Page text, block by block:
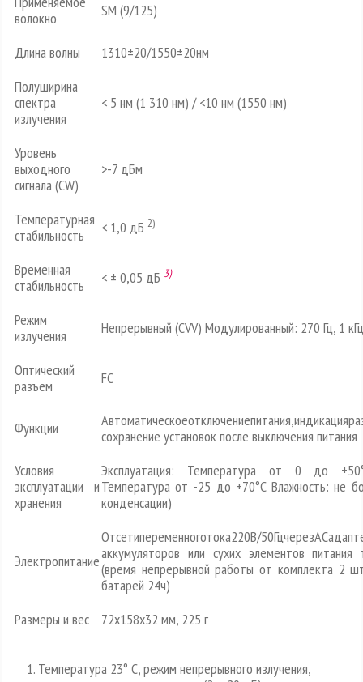
волокно
SM (9/125)
Длина волны
1310±20/1550±20нм
Полуширина
спектра
излучения
< 5 нм (1 310 нм) / <10 нм (1550 нм)
Уровень
выходного
сигнала (CW)
>-7 дБм
Температурная
стабильность
< 1,0 дБ 2)
Временная
стабильность
< ± 0,05 дБ 3)
Режим
излучения
Непрерывный (CVV) Модулированный: 270 Гц, 1
Оптический
разъем
FC
Функции
сохранение установок после выключения питания
Условия
эксплуатации и
хранения
Эксплуатация: Температура от 0 до
Температура от -25 до +70°С Влажность: не
конденсации)
Электропитание
Отсетипеременноготока220В/
аккумуляторов или сухих элементов
(время непрерывной работы от комплекта 2
батарей 24ч)
Размеры и вес
72x158x32 мм, 225 г
Температура 23° С, режим непрерывного излучения,